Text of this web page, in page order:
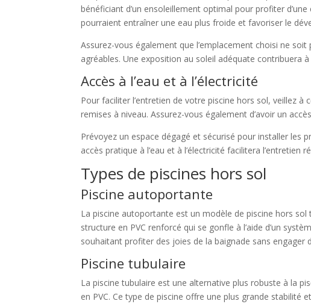
bénéficiant d’un ensoleillement optimal pour profiter
pourraient entraîner une eau plus froide et favoriser le
Assurez-vous également que l’emplacement choisi ne
agréables. Une exposition au soleil adéquate contribuera
Accès à l’eau et à l’électricité
Pour faciliter l’entretien de votre piscine hors sol, veillez à
remises à niveau. Assurez-vous également d’avoir un
Prévoyez un espace dégagé et sécurisé pour installer les
accès pratique à l’eau et à l’électricité facilitera
Types de piscines hors sol
Piscine autoportante
La piscine autoportante est un modèle de piscine hors sol
structure en PVC renforcé qui se gonfle à l’aide d’un
souhaitant profiter des joies de la baignade sans engager
Piscine tubulaire
La piscine tubulaire est une alternative plus robuste à la
en PVC. Ce type de piscine offre une plus grande